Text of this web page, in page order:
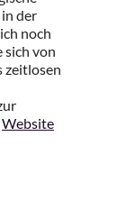
der
noch
sich von
zeitlosen
Website